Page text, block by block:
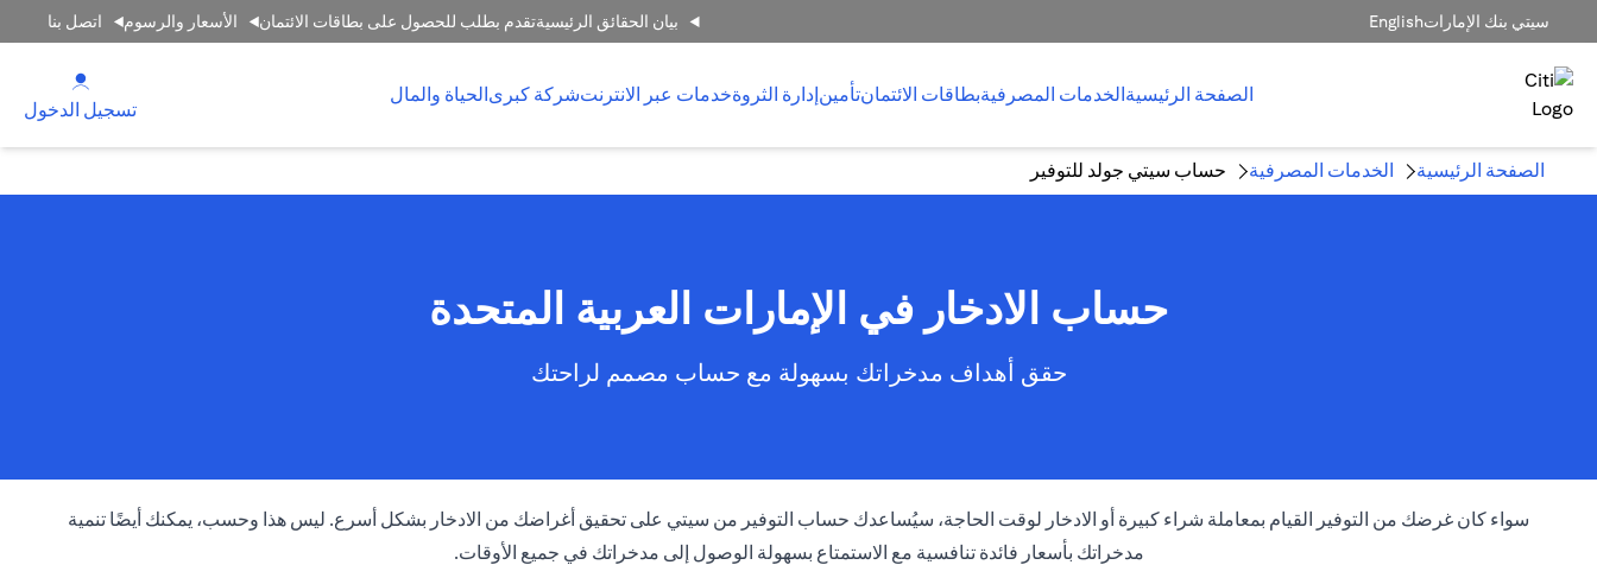
سيتي بنك الإماراتEnglish بيان الحقائق الرئيسيةتقدم بطلب للحصول على بطاقات الائتمان الأسعار والرسوم اتصل بنا
الصفحة الرئيسيةالخدمات المصرفيةبطاقات الائتمانتأمينإدارة الثروةخدمات عبر الانترنتشركة كبرىالحياة والمال
تسجيل الدخول
الصفحة الرئيسية الخدمات المصرفية حساب سيتي جولد للتوفير
حساب الادخار في الإمارات العربية المتحدة
حقق أهداف مدخراتك بسهولة مع حساب مصمم لراحتك
سواء كان غرضك من التوفير القيام بمعاملة شراء كبيرة أو الادخار لوقت الحاجة، سيُساعدك حساب التوفير من سيتي على تحقيق أغراضك من الادخار بشكل أسرع. ليس هذا وحسب، يمكنك أيضًا تنمية
مدخراتك بأسعار فائدة تنافسية مع الاستمتاع بسهولة الوصول إلى مدخراتك في جميع الأوقات.